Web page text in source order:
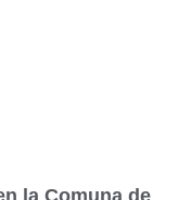
la Comuna de